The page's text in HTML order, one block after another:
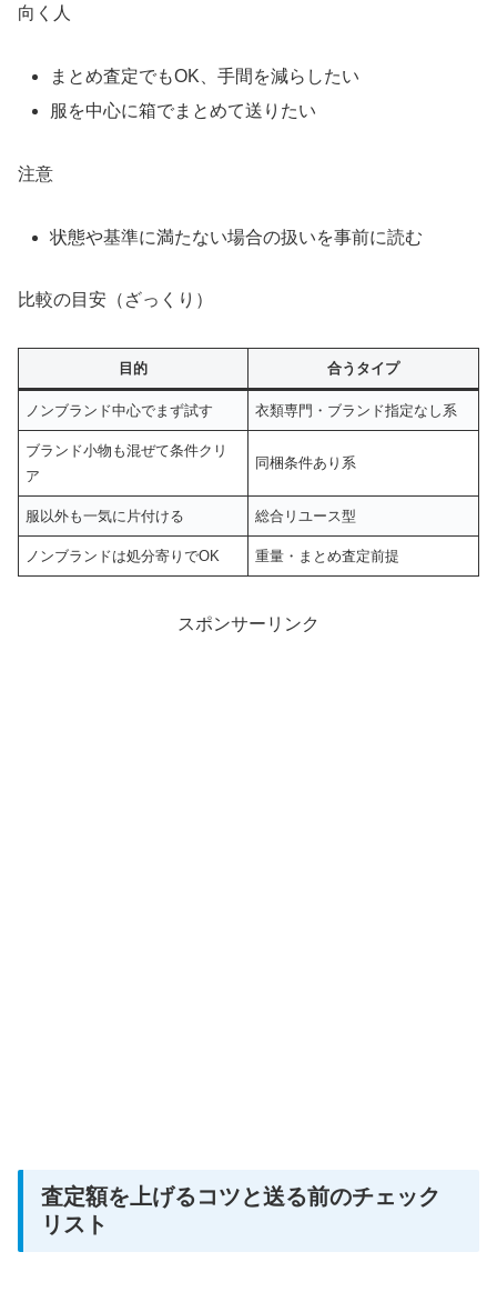
向く人
まとめ査定でもOK、手間を減らしたい
服を中心に箱でまとめて送りたい
注意
状態や基準に満たない場合の扱いを事前に読む
比較の目安（ざっくり）
目的 合うタイプ
ノンブランド中心でまず試す 衣類専門・ブランド指定なし系
ブランド小物も混ぜて条件クリ
ア
同梱条件あり系
服以外も一気に片付ける 総合リユース型
ノンブランドは処分寄りでOK 重量・まとめ査定前提
スポンサーリンク
査定額を上げるコツと送る前のチェック
リスト